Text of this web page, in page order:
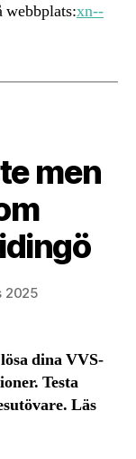
webbplats:xn--
men
2025
dina VVS-
Testa
Läs